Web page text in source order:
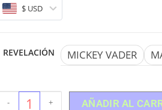
$ USD
REVELACIÓN MICKEY VADER
- + AÑADIR AL